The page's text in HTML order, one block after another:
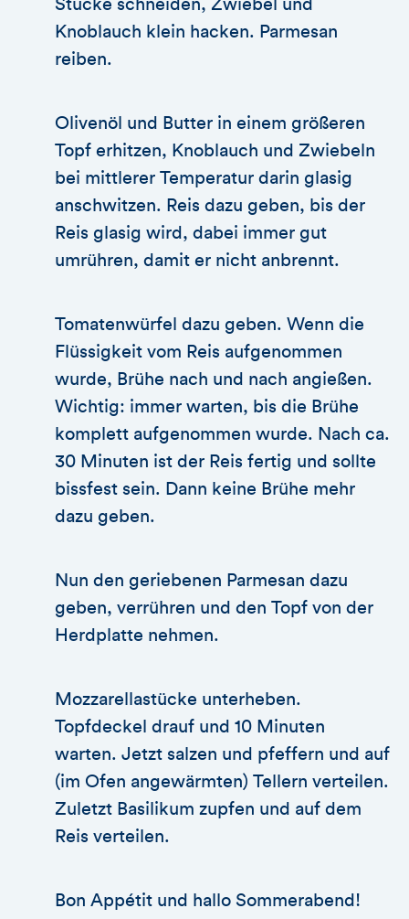
Stücke schneiden, Zwiebel und
Knoblauch klein hacken. Parmesan
reiben.
Olivenöl und Butter in einem größeren
Topf erhitzen, Knoblauch und Zwiebeln
bei mittlerer Temperatur darin glasig
anschwitzen. Reis dazu geben, bis der
Reis glasig wird, dabei immer gut
umrühren, damit er nicht anbrennt.
Tomatenwürfel dazu geben. Wenn die
Flüssigkeit vom Reis aufgenommen
wurde, Brühe nach und nach angießen.
Wichtig: immer warten, bis die Brühe
komplett aufgenommen wurde. Nach ca.
30 Minuten ist der Reis fertig und sollte
bissfest sein. Dann keine Brühe mehr
dazu geben.
Nun den geriebenen Parmesan dazu
geben, verrühren und den Topf von der
Herdplatte nehmen.
Mozzarellastücke unterheben.
Topfdeckel drauf und 10 Minuten
warten. Jetzt salzen und pfeffern und auf
(im Ofen angewärmten) Tellern verteilen.
Zuletzt Basilikum zupfen und auf dem
Reis verteilen.
Bon Appétit und hallo Sommerabend!